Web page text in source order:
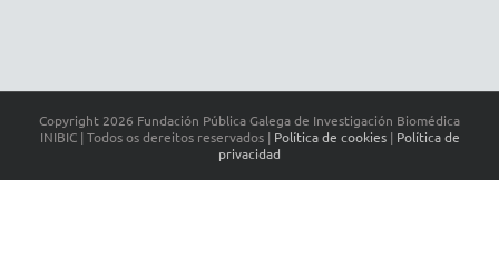
Copyright 2026 Fundación Pública Galega de Investigación Biomédica
INIBIC | Todos os dereitos reservados | Política de cookies| Política de
privacidad